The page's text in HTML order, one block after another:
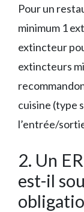
Pour un
minimum 1
extincteur
extincteurs
cuisine (type
l’entrée/
2. Un
est-il